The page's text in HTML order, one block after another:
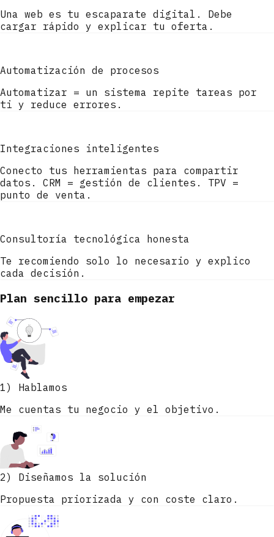
Una web es tu escaparate digital. Debe
cargar rápido y explicar tu oferta.
Automatización de procesos
Automatizar = un sistema repite tareas por
ti y reduce errores.
Integraciones inteligentes
Conecto tus herramientas para compartir
datos. CRM = gestión de clientes. TPV =
punto de venta.
Consultoría tecnológica honesta
Te recomiendo solo lo necesario y explico
cada decisión.
Plan sencillo para empezar
1) Hablamos
Me cuentas tu negocio y el objetivo.
2) Diseñamos la solución
Propuesta priorizada y con coste claro.